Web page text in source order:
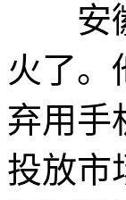
安徽
火了。
弃用手
投放市